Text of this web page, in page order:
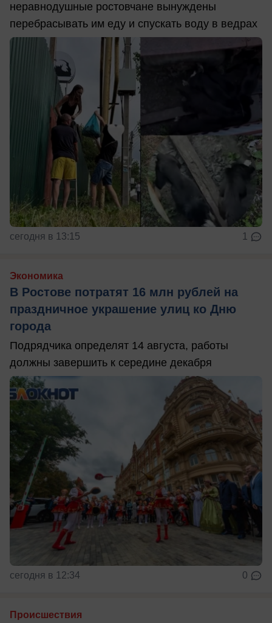
неравнодушные ростовчане вынуждены
перебрасывать им еду и спускать воду в ведрах
сегодня в 13:15 1
Экономика
В Ростове потратят 16 млн рублей на
праздничное украшение улиц ко Дню
города
Подрядчика определят 14 августа, работы
должны завершить к середине декабря
сегодня в 12:34 0
Происшествия